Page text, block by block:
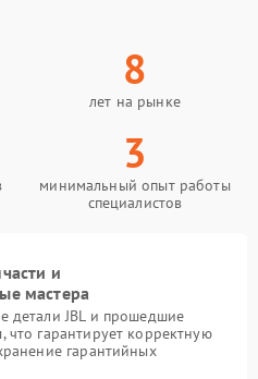
8
лет на рынке
3
минимальный опыт работы
специалистов
и
мастера
детали JBL и прошедшие
гарантирует корректную
гарантийных